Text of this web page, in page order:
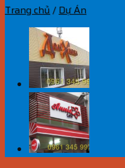
Trang chủ / Dự Án